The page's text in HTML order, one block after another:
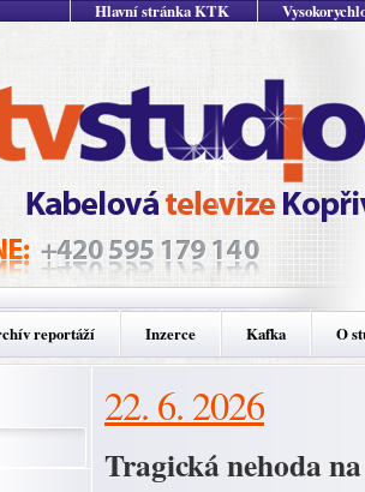
Hlavní stránka KTK
reportáží Inzerce Kafka O
22. 6. 2026
Tragická nehoda